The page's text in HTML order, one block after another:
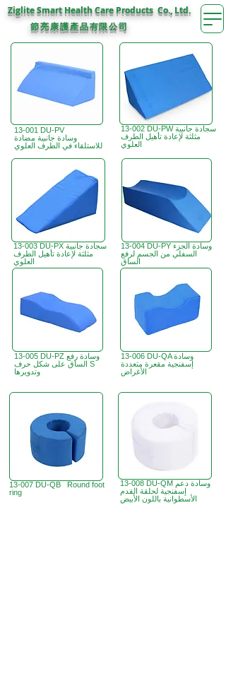
Ziglite Smart Health Care Products Co., Ltd.
節亮康護產品有限公司
13-001 DU-PV
وسادة جانبية مضادة
للاستلقاء في الطرف العلوي
13-002 DU-PW سجادة جانبية
مثلثة لإعادة تأهيل الطرف
العلوي
13-003 DU-PX سجادة جانبية
مثلثة لإعادة تأهيل الطرف
العلوي
13-004 DU-PY وسادة الجزء
السفلي من الجسم لرفع
الساق
13-005 DU-PZ وسادة رفع
الساق على شكل حرف S
وتدويرها
13-006 DU-QA وسادة
إسفنجية مقعرة متعددة
الأغراض
13-007 DU-QB Round foot
ring
13-008 DU-QM وسادة دعم
إسفنجية لحلقة القدم
الأسطوانية باللون الأبيض